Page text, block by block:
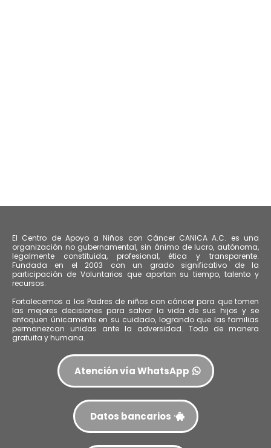
El Centro de Apoyo a Niños con Cáncer CANICA A.C. es una
organización no gubernamental, sin ánimo de lucro, autónoma,
legalmente constituida, profesional, ética y transparente.
Fundada en el 2003 con un grado significativo de la
participación de Voluntarios que aportan su tiempo, talento y
recursos.
Fortalecemos a los Padres de niños con cáncer para que tomen
las mejores decisiones para salvar la vida de sus hijos y se
enfoquen únicamente en su cuidado, logrando que las familias
permanezcan unidas ante la adversidad. Todo de manera
gratuita y humana.
Atención vía WhatsApp
Datos bancarios